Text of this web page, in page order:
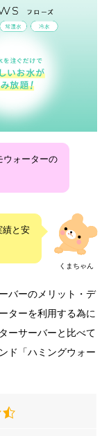
対応エリア
全国
※一部地域を除く
2年未満:16,500円
ズ
ウォーターの
くまちゃん
績と安
バーのメリット・デ
ターを利用する為に
ーサーバーと比べて
ド「ハミングウォー